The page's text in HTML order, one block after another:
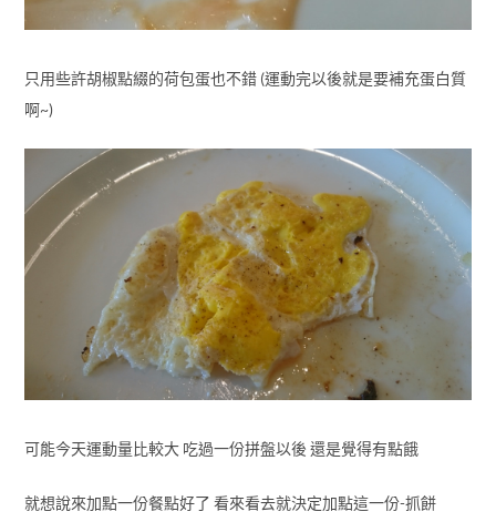
只用些許胡椒點綴的荷包蛋也不錯 (運動完以後就是要補充蛋白質
啊~)
可能今天運動量比較大 吃過一份拼盤以後 還是覺得有點餓
就想說來加點一份餐點好了 看來看去就決定加點這一份-抓餅